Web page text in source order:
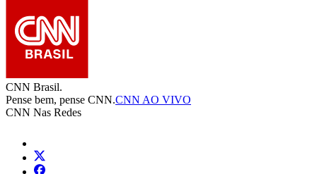
CNN Brasil.
Pense bem, pense CNN.CNN AO VIVO
CNN Nas Redes